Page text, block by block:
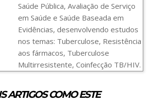
Saúde Pública, Avaliação de Serviço
em Saúde e Saúde Baseada em
Evidências, desenvolvendo estudos
nos temas: Tuberculose, Resistência
aos fármacos, Tuberculose
Multirresistente, Coinfecção TB/HIV.
ARTIGOS COMO ESTE